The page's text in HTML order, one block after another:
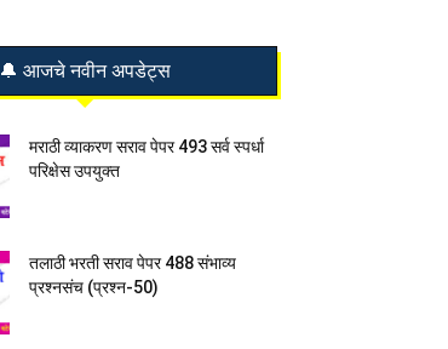
🔔 आजचे नवीन अपडेट्स
मराठी व्याकरण सराव पेपर 493 सर्व स्पर्धा
परिक्षेस उपयुक्त
तलाठी भरती सराव पेपर 488 संभाव्य
प्रश्नसंच (प्रश्न-50)